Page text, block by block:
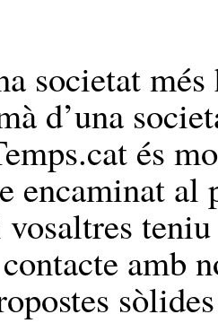
societat
d’una
és
encaminat
amb